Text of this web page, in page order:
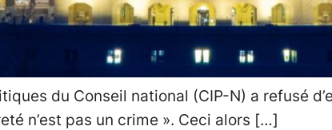
du Conseil national (CIP-N) a refusé
n’est pas un crime ». Ceci alors […]